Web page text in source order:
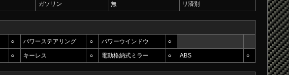
ガソリン 無 リ済別
○ パワーステアリング ○ パワーウインドウ ○
○ キーレス ○ 電動格納式ミラー ○ ABS ○